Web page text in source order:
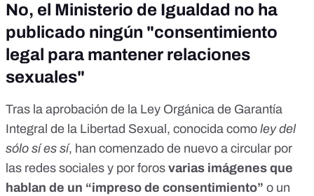
No, el Ministerio de Igualdad no ha
publicado ningún "consentimiento
legal para mantener relaciones
sexuales"
Tras la aprobación de la Ley Orgánica de Garantía
Integral de la Libertad Sexual , conocida como ley del
sólo sí es sí, han comenzado de nuevo a circular por
las redes sociales y por foros varias imágenes que
hablan de un “impreso de consentimiento” o un